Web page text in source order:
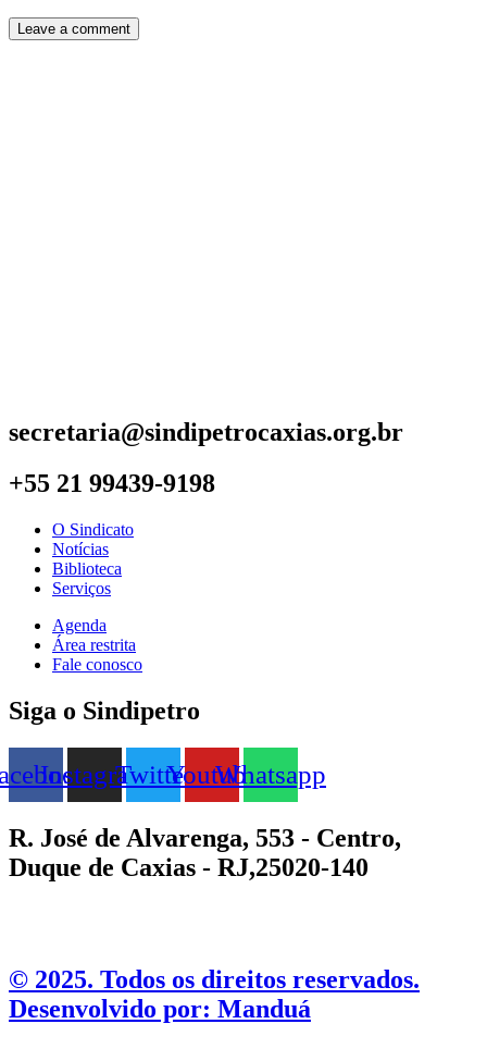
secretaria@sindipetrocaxias.org.br
+55 21 99439-9198
O Sindicato
Notícias
Biblioteca
Serviços
Agenda
Área restrita
Fale conosco
Siga o Sindipetro
InstagramTwitterYoutubeWhatsapp
R. José de Alvarenga, 553 - Centro,
Duque de Caxias - RJ,25020-140
©️ 2025. Todos os direitos reservados.
Desenvolvido por: Manduá